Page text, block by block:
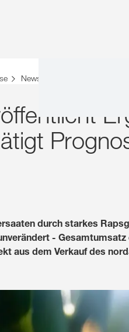
News 2025 KWS
durch starkes
- Gesamtumsatz
aus dem Verkauf des